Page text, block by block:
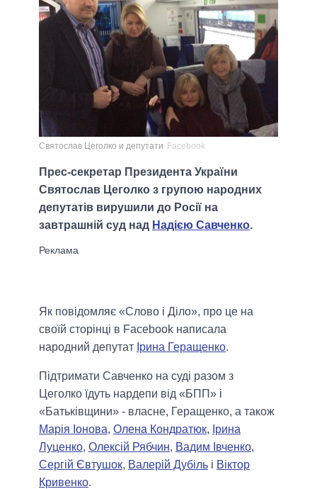
Святослав Цеголко и депутати Facebook
Прес-секретар Президента України
Святослав Цеголко з групою народних
депутатів вирушили до Росії на
завтрашній суд над Надією Савченко.
Як повідомляє «Слово і Діло», про це на
своїй сторінці в Facebook написала
народний депутат Ірина Геращенко.
Підтримати Савченко на суді разом з
Цеголко їдуть нардепи від «БПП» і
«Батьківщини» - власне, Геращенко, а також
Марія Іонова, Олена Кондратюк, Ірина
Луценко, Олексій Рябчин, Вадим Івченко,
Сергій Євтушок, Валерій Дубіль і Віктор
Кривенко.